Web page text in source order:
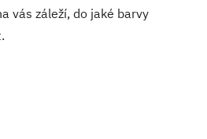
vás záleží, do jaké barvy